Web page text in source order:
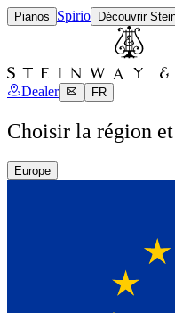
Pianos Spirio Découvrir
Dealer FR
Choisir la région
Europe